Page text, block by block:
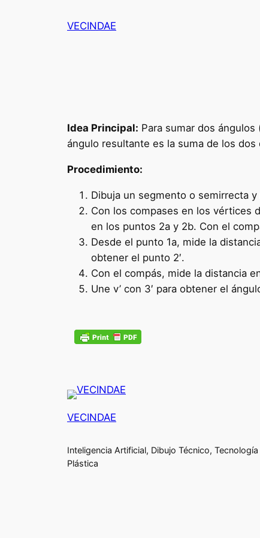
VECINDAE
Idea Principal: Para sumar dos
ángulo resultante es la suma de los dos
Procedimiento:
Dibuja un segmento o semirrecta
Con los compases en los vértices
en los puntos 2a y 2b. Con el
Desde el punto 1a, mide la
obtener el punto 2′.
Con el compás, mide la distancia
Une v’ con 3′ para obtener el
VECINDAE
Inteligencia Artificial, Dibujo Técnico,
Plástica